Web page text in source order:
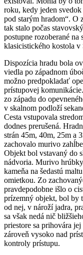
roku, kedy jeden
pod starým hradom“. O
tak stalo počas
postupne rozoberané na
klasicistického kostola
Dispozícia hradu bola
viedla po západnom
možno predpokladať
prístupovej
zo západu do
v skalnom podloží
Cesta vstupovala
dodnes prerušená.
strán 45m, 40m, 25m a
zachovalo murivo
Objekt bol vstavaný do
nádvoria. Murivo
kameňa na šedastú
omietkou. Zo
pravdepodobne išlo o
prízemný objekt, bol by
od nej, v nároží jadra,
sa však nedá nič
priestore sa prihovára
zároveň vysoko nad
kontroly prístupu.